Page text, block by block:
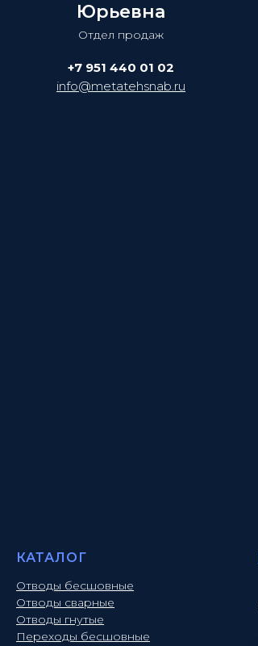
Юрьевна
Отдел продаж
+7 951 440 01 02
info@metatehsnab.ru
КАТАЛОГ
Отводы бесшовные
Отводы сварные
Отводы гнутые
Переходы бесшовные